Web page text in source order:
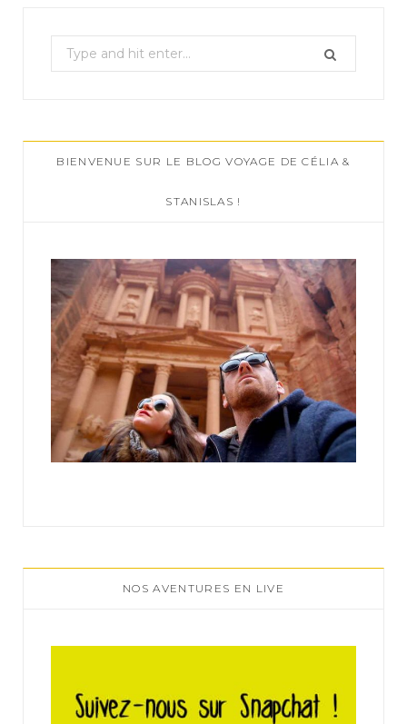
e
c
h
:
BIENVENUE SUR LE BLOG VOYAGE DE CÉLIA &
STANISLAS !
NOS AVENTURES EN LIVE